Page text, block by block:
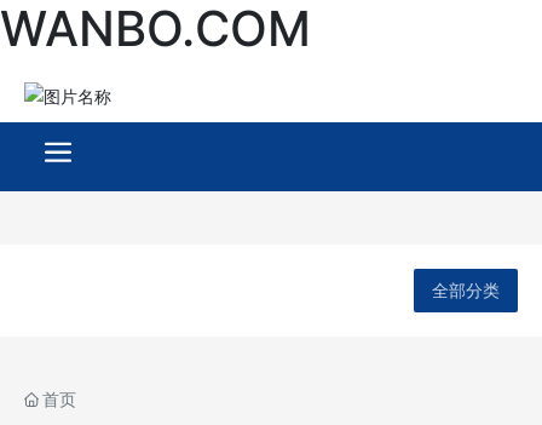
WANBO.COM
全部分类
首页